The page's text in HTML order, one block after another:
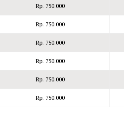
Rp. 750.000
Rp. 750.000
Rp. 750.000
Rp. 750.000
Rp. 750.000
Rp. 750.000